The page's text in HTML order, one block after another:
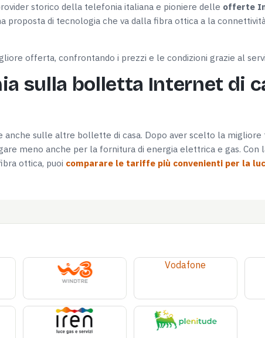
storico della telefonia italiana e pioniere delle offerte
proposta di tecnologia che va dalla fibra ottica a la
offerta, confrontando i prezzi e le condizioni grazie al
sulla bolletta Internet di
anche sulle altre bollette di casa. Dopo aver scelto la
meno anche per la fornitura di energia elettrica e gas. Con
ottica, puoi comparare le tariffe più convenienti per la
Vodafone